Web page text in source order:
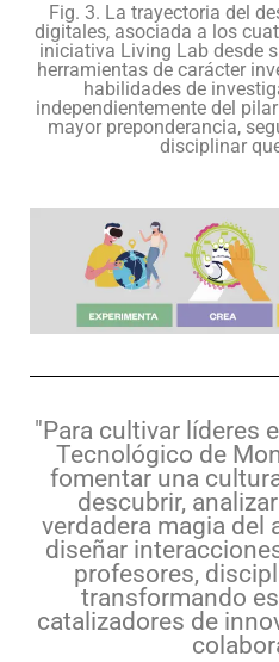
Fig. 3. La trayectoria del
digitales, asociada a los
iniciativa Living Lab desde
herramientas de carácter
habilidades de
independientemente del
mayor preponderancia,
disciplinar
"Para cultivar líderes
Tecnológico de
fomentar una
descubrir,
verdadera magia del
diseñar
profesores,
transformando
catalizadores de